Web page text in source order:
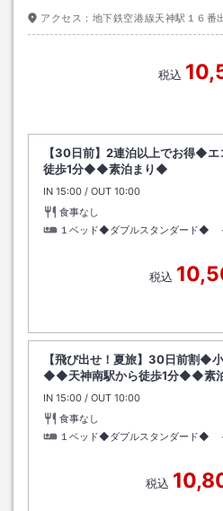
アクセス： 地下鉄空港線天神駅１６
税込
【30日前】2連泊以上でお得◆
徒歩1分◆◆素泊まり◆
IN チェックイン
15:00 / OUT チェックアウト
10:00
食事なし
１ベッド◆ダブルスタンダード◆
税込
【飛び出せ！夏旅】30日前割◆
◆◆天神南駅から徒歩1分◆◆素
IN チェックイン
15:00 / OUT チェックアウト
10:00
食事なし
１ベッド◆ダブルスタンダード◆
税込